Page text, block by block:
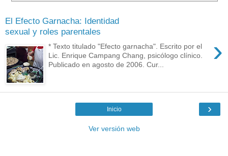
El Efecto Garnacha: Identidad
sexual y roles parentales
›
* Texto titulado "Efecto garnacha". Escrito por el
Lic. Enrique Campang Chang, psicólogo clínico.
Publicado en agosto de 2006. Cur...
›
Inicio
Ver versión web